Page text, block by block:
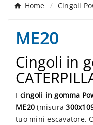
Home Cingoli
ME20
Cingoli in
I cingoli in gomma
ME20 (misura
tuo mini escavatore.